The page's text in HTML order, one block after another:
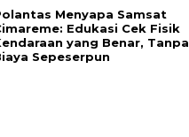
Menyapa Samsat
Edukasi Cek Fisik
yang Benar, Tanpa
Sepeserpun